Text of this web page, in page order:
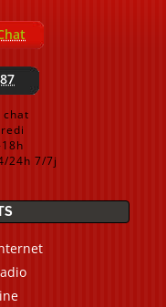
chat
24h 7/7j